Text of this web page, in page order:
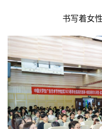
书写着女